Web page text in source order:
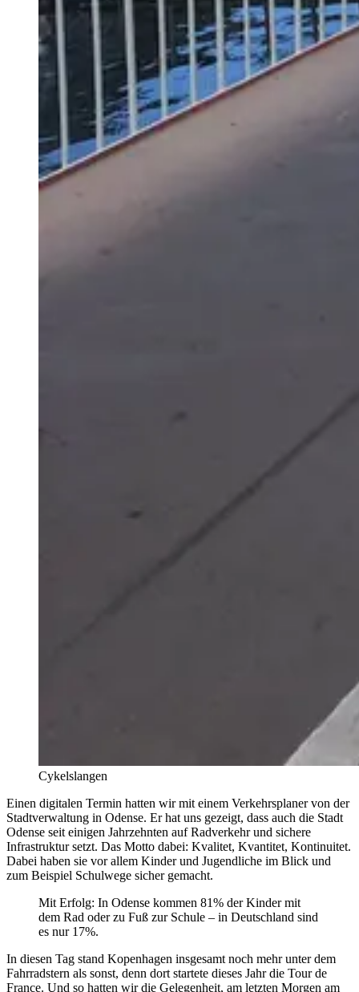
Cykelslangen
Einen digitalen Termin hatten wir mit einem Verkehrsplaner von der
Stadtverwaltung in Odense. Er hat uns gezeigt, dass auch die Stadt
Odense seit einigen Jahrzehnten auf Radverkehr und sichere
Infrastruktur setzt. Das Motto dabei: Kvalitet, Kvantitet, Kontinuitet.
Dabei haben sie vor allem Kinder und Jugendliche im Blick und
zum Beispiel Schulwege sicher gemacht.
Mit Erfolg: In Odense kommen 81% der Kinder mit
dem Rad oder zu Fuß zur Schule – in Deutschland sind
es nur 17%.
In diesen Tag stand Kopenhagen insgesamt noch mehr unter dem
Fahrradstern als sonst, denn dort startete dieses Jahr die Tour de
France. Und so hatten wir die Gelegenheit, am letzten Morgen am